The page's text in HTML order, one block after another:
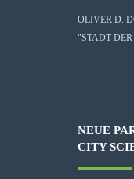
OLIVER D.
"STADT
NEUE
CITY